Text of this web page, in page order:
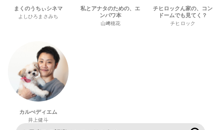
まくのうちぃシネマ
よしひろまさみち
私とアナタのための、エ
ンパワ本
山﨑穂花
チヒロックん家の、コン
ドームでも見てく？
チヒロック
カルぺディエム
井上健斗